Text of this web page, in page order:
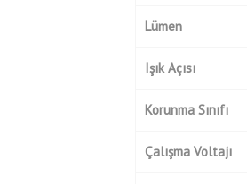
Lümen
Işık Açısı
Korunma Sınıfı
Çalışma Voltajı